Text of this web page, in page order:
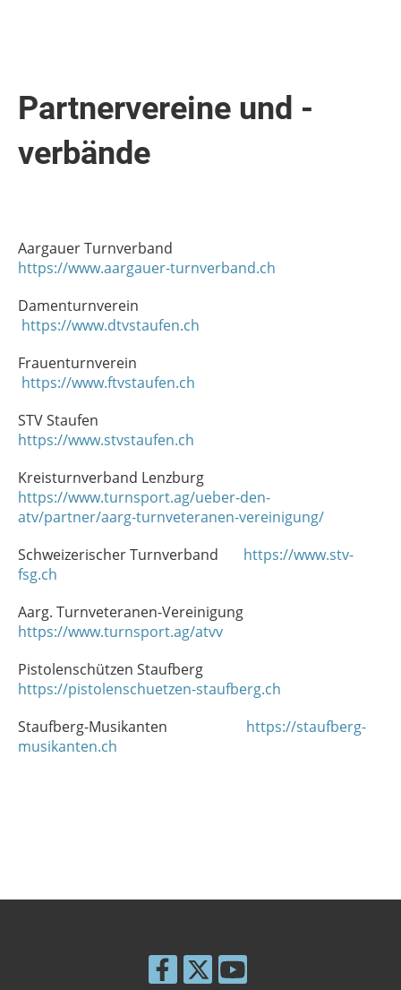
Partnervereine und -
verbände
Aargauer Turnverband
https://www.aargauer-turnverband.ch
Damenturnverein
https://www.dtvstaufen.ch
Frauenturnverein
https://www.ftvstaufen.ch
STV Staufen
https://www.stvstaufen.ch
Kreisturnverband Lenzburg
https://www.turnsport.ag/ueber-den-
atv/partner/aarg-turnveteranen-vereinigung/
Schweizerischer Turnverband https://www.stv-
fsg.ch
Aarg. Turnveteranen-Vereinigung
https://www.turnsport.ag/atvv
Pistolenschützen Staufberg
https://pistolenschuetzen-staufberg.ch
Staufberg-Musikanten https://staufberg-
musikanten.ch